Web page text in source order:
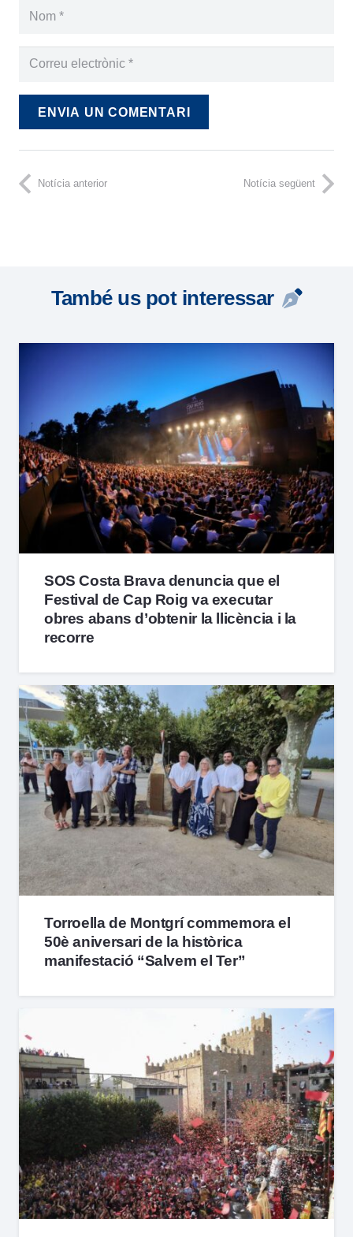
ENVIA UN COMENTARI
Notícia anterior Notícia següent
També us pot interessar
SOS Costa Brava denuncia que el
Festival de Cap Roig va executar
obres abans d’obtenir la llicència i la
recorre
Torroella de Montgrí commemora el
50è aniversari de la històrica
manifestació “Salvem el Ter”